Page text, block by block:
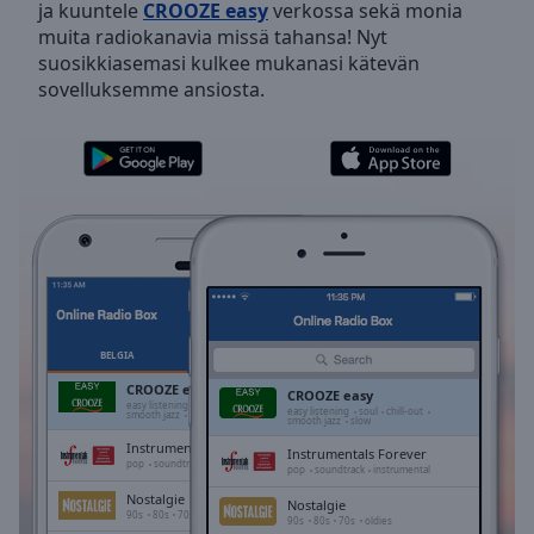
Skip
Forward
Mute
Current
Duration-:-
0.00%
Stream
TypeLIVE
LIVE
Remaining
ja kuuntele CROOZE easyverkossa sekä monia
muita radiokanavia missä tahansa! Nyt
suosikkiasemasi kulkee mukanasi kätevän
sovelluksemme ansiosta.
BELGIA
CROOZE easy
easy listening chill-out
smooth jazz
Instrumentals Forever
pop soundtrack instrumental
Nostalgie
90s 80s 70s oldies
CROOZE easy
easy listening soul chill-out
smooth jazz slow
Instrumentals Forever
pop soundtrack instrumental
Nostalgie
90s 80s 70s oldies